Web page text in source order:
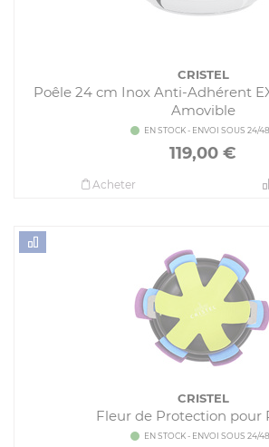
CRISTEL
Poêle 24 cm Inox Anti-Adhérent
Amovible
EN STOCK - ENVOI SOUS 24/
119,00 €
Acheter
CRISTEL
Fleur de Protection pour
EN STOCK - ENVOI SOUS 24/